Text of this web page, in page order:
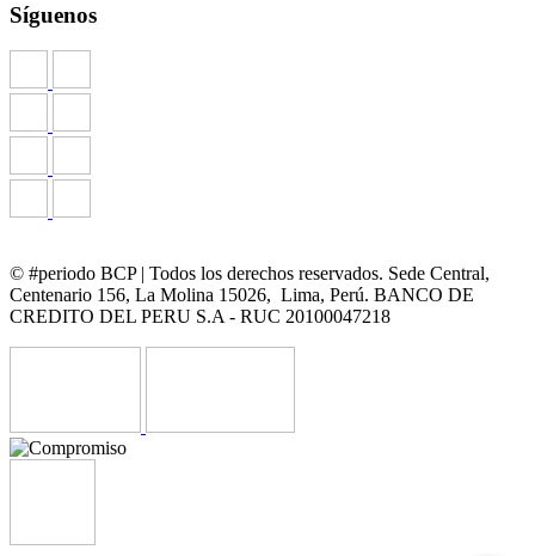
Síguenos
© #periodo BCP | Todos los derechos reservados. Sede Central,
Centenario 156, La Molina 15026, Lima, Perú. BANCO DE
CREDITO DEL PERU S.A - RUC 20100047218